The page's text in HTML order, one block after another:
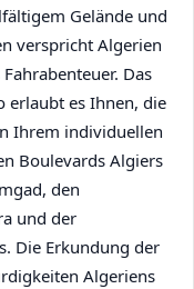
Gelände und
verspricht Algerien
Das
erlaubt es Ihnen, die
Ihrem individuellen
Boulevards Algiers
den
und der
Die Erkundung der
Algeriens